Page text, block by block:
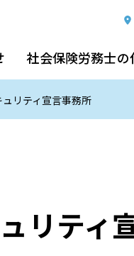
社会保険労務士の
リティ宣言事務所
リティ